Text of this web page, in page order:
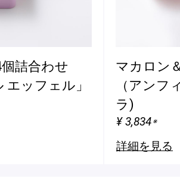
詰合わせ
エッフェル」
マカロン
（アンフ
ラ)
¥ 3,834※
詳細を見る